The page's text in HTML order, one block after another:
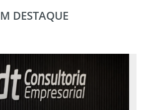
DESTAQUE